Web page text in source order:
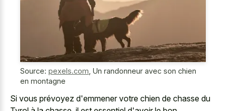
Source: pexels.com Un randonneur avec son chien
en montagne
Si vous prévoyez d'emmener votre chien de chasse du